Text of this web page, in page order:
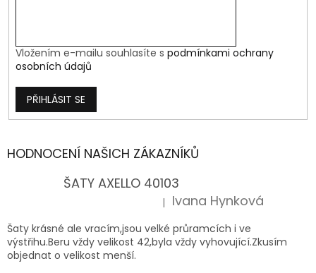
Vložením e-mailu souhlasíte s podmínkami ochrany
osobních údajů
PŘIHLÁSIT SE
HODNOCENÍ NAŠICH ZÁKAZNÍKŮ
ŠATY AXELLO 40103
Hodnocení produktu je 5 z 5 hvězdiček.
| Ivana Hynková
Šaty krásné ale vracím,jsou velké průramcích i ve
výstřihu.Beru vždy velikost 42,byla vždy vyhovující.Zkusím
objednat o velikost menší.